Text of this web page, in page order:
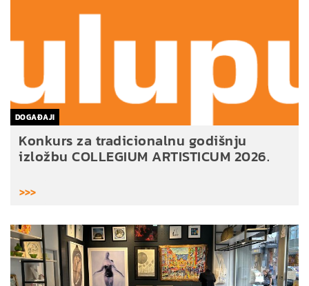
DOGAĐAJI
Konkurs za tradicionalnu godišnju
izložbu COLLEGIUM ARTISTICUM 2026.
>>>